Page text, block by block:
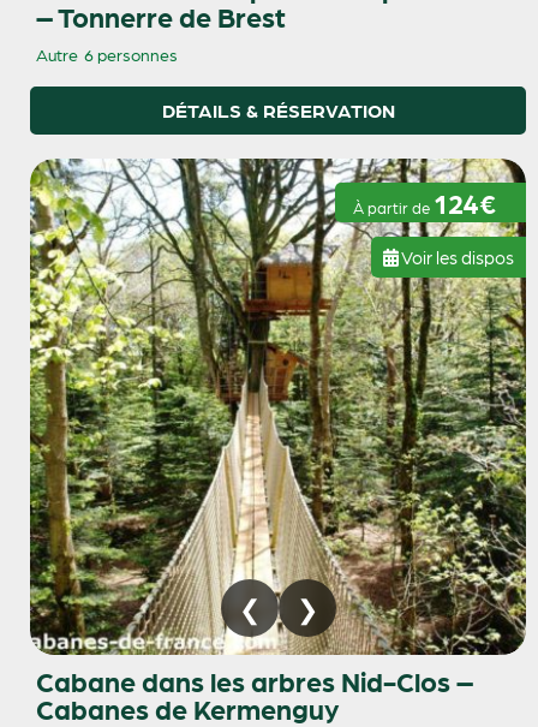
– Tonnerre de Brest
Autre 6 personnes
DÉTAILS & RÉSERVATION
À partir de 124€
Voir les dispos
Cabane dans les arbres Nid-Clos –
Cabanes de Kermenguy